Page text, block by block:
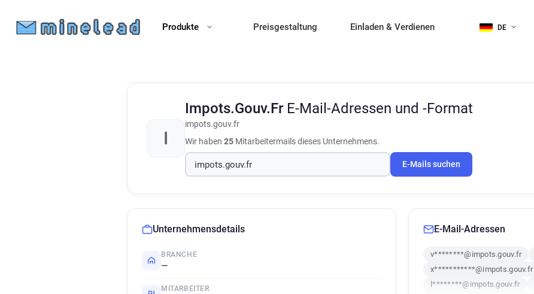
Produkte Preisgestaltung Einladen & Verdienen DE
I
Impots.Gouv.Fr E-Mail-Adressen und -Format
impots.gouv.fr
Wir haben 25 Mitarbeitermails dieses Unternehmens.
E-Mails suchen
Unternehmensdetails
BRANCHE
—
MITARBEITER
E-Mail-Adressen
v********@impots.gouv.fr
x***********@impots.gouv.fr
l********@impots.gouv.fr